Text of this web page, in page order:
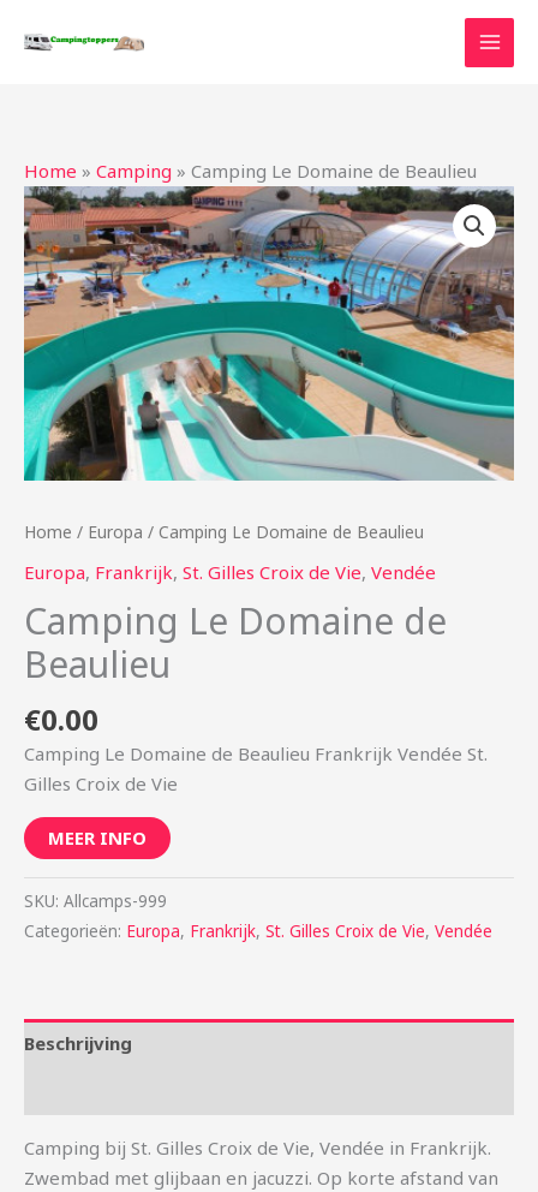
naar
Home » Camping » Camping Le Domaine de Beaulieu
Home / Europa / Camping Le Domaine de Beaulieu
Europa, Frankrijk, St. Gilles Croix de Vie, Vendée
Camping Le Domaine de
Beaulieu
€0.00
Camping Le Domaine de Beaulieu Frankrijk Vendée St.
Gilles Croix de Vie
MEER INFO
SKU: Allcamps-999
Categorieën: Europa, Frankrijk, St. Gilles Croix de Vie, Vendée
Beschrijving
Camping bij St. Gilles Croix de Vie, Vendée in Frankrijk.
Zwembad met glijbaan en jacuzzi. Op korte afstand van